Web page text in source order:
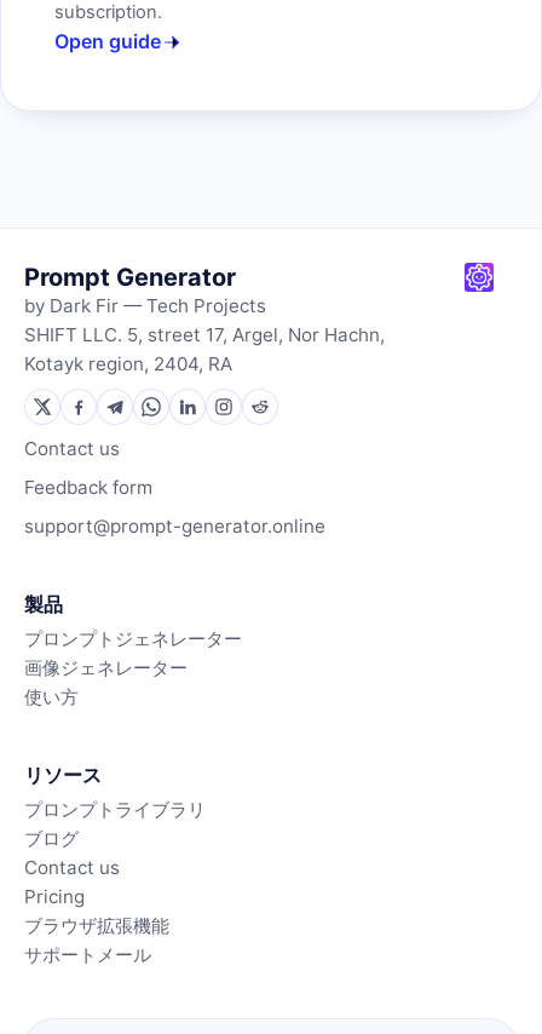
subscription.
Open guide
Prompt Generator
by Dark Fir — Tech Projects
SHIFT LLC. 5, street 17, Argel, Nor Hachn,
Kotayk region, 2404, RA
Contact us
Feedback form
support@prompt-generator.online
製品
プロンプトジェネレーター
画像ジェネレーター
使い方
リソース
プロンプトライブラリ
ブログ
Contact us
Pricing
ブラウザ拡張機能
サポートメール